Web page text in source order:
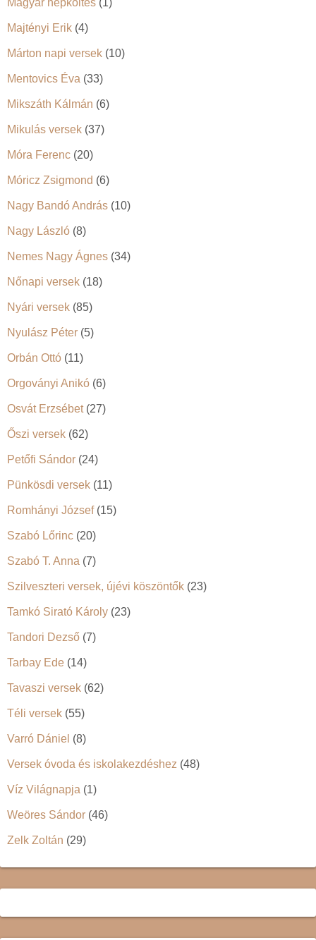
Majtényi Erik (4)
Márton napi versek (10)
Mentovics Éva (33)
Mikszáth Kálmán (6)
Mikulás versek (37)
Móra Ferenc (20)
Móricz Zsigmond (6)
Nagy Bandó András (10)
Nagy László (8)
Nemes Nagy Ágnes (34)
Nőnapi versek (18)
Nyári versek (85)
Nyulász Péter (5)
Orbán Ottó (11)
Orgoványi Anikó (6)
Osvát Erzsébet(27)
Őszi versek (62)
Petőfi Sándor (24)
Pünkösdi versek (11)
Romhányi József(15)
Szabó Lőrinc (20)
Szabó T. Anna (7)
Szilveszteri versek, újévi köszöntők (23)
Tamkó Sirató Károly (23)
Tandori Dezső (7)
Tarbay Ede (14)
Tavaszi versek (62)
Téli versek (55)
Varró Dániel (8)
Versek óvoda és iskolakezdéshez (48)
Víz Világnapja (1)
Weöres Sándor (46)
Zelk Zoltán (29)